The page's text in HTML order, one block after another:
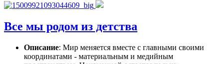
Все мы родом из детства
Описание: Мир меняется вместе с главными своими
координатами - материальным и медийным